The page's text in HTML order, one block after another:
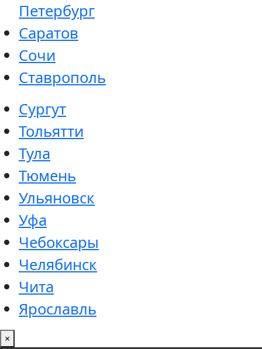
Петербург
Саратов
Сочи
Ставрополь
Сургут
Тольятти
Тула
Тюмень
Ульяновск
Уфа
Чебоксары
Челябинск
Чита
Ярославль
×